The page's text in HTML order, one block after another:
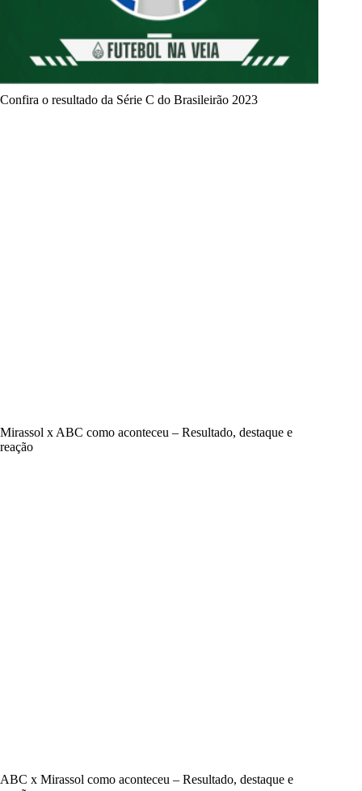
Confira o resultado da Série C do Brasileirão 2023
Mirassol x ABC como aconteceu – Resultado, destaque e
reação
ABC x Mirassol como aconteceu – Resultado, destaque e